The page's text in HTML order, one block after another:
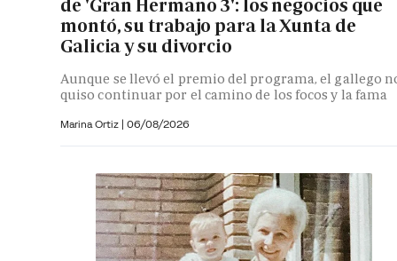
de 'Gran Hermano 3': los negocios que
montó, su trabajo para la Xunta de
Galicia y su divorcio
Aunque se llevó el premio del programa, el gallego
quiso continuar por el camino de los focos y la fama
Marina Ortiz | 06/08/2026